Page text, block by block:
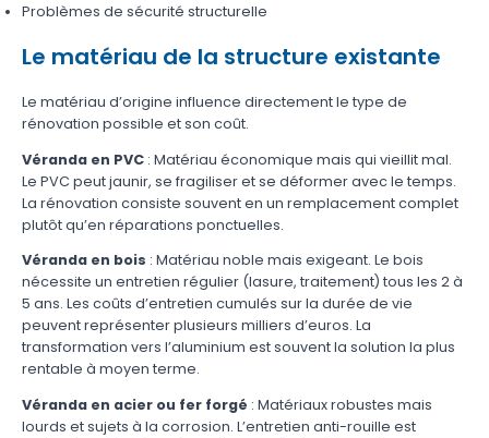
Problèmes de sécurité structurelle
Le matériau de la structure existante
Le matériau d’origine influence directement le type de
rénovation possible et son coût.
Véranda en PVC: Matériau économique mais qui vieillit mal.
Le PVC peut jaunir, se fragiliser et se déformer avec le temps.
La rénovation consiste souvent en un remplacement complet
plutôt qu’en réparations ponctuelles.
Véranda en bois : Matériau noble mais exigeant. Le bois
nécessite un entretien régulier (lasure, traitement) tous les 2 à
5 ans. Les coûts d’entretien cumulés sur la durée de vie
peuvent représenter plusieurs milliers d’euros. La
transformation vers l’aluminium est souvent la solution la plus
rentable à moyen terme.
Véranda en acier ou fer forgé : Matériaux robustes mais
lourds et sujets à la corrosion. L’entretien anti-rouille est